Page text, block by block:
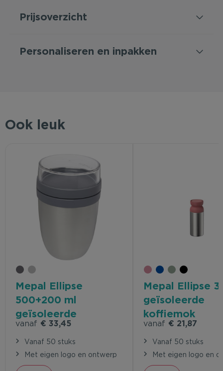
Prijsoverzicht
Personaliseren en inpakken
Ook leuk
Mepal Ellipse
500+200 ml
geïsoleerde
lunchpot
vanaf € 33,45
Vanaf 50 stuks
Met eigen logo en ontwerp
Mepal Ellipse
geïsoleerde
koffiemok
vanaf € 21,87
Vanaf 50 stuks
Met eigen logo en